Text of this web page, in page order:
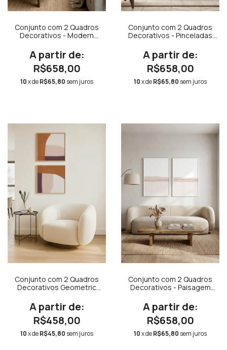
Conjunto com 2 Quadros
Decorativos - Modern
R$658,00
10x deR$65,80 sem juros
Conjunto com 2 Quadros
Decorativos - Pinceladas
Verde + Mar
R$658,00
10x deR$65,80 sem juros
Conjunto com 2 Quadros
Decorativos Geometric
Roxo Quadrado
R$458,00
10x deR$45,80 sem juros
Conjunto com 2 Quadros
Decorativos - Paisagem
N.02
R$658,00
10x deR$65,80 sem juros